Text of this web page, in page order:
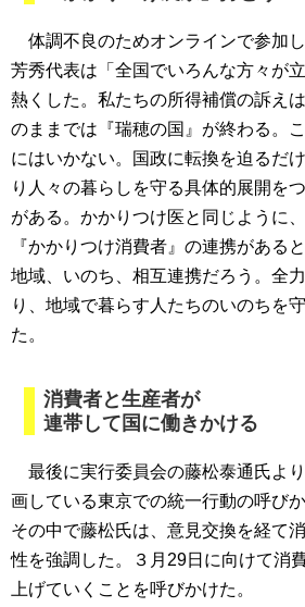
体調不良のためオンラインで参加
芳秀代表は「全国でいろんな方々が
熱くした。私たちの所得補償の訴え
のままでは『瑞穂の国』が終わる。
にはいかない。国政に転換を迫るだ
り人々の暮らしを守る具体的展開を
がある。かかりつけ医と同じように
『かかりつけ消費者』の連携がある
地域、いのち、相互連携だろう。全
り、地域で暮らす人たちのいのちを
た。
消費者と生産者が
連帯して国に働きかける
最後に実行委員会の藤松泰通氏よ
画している東京での統一行動の呼び
その中で藤松氏は、意見交換を経て
性を強調した。３月29日に向けて消
上げていくことを呼びかけた。